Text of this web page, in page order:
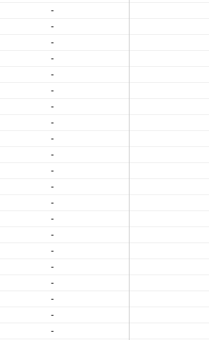
-
-
-
-
-
-
-
-
-
-
-
-
-
-
-
-
-
-
-
-
-